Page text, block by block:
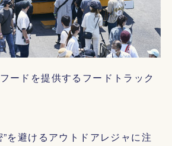
ードを提供するフードトラック
を避けるアウトドアレジャに注